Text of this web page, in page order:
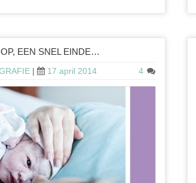
EEN SNEL EINDE…
| 17 april 2014 4